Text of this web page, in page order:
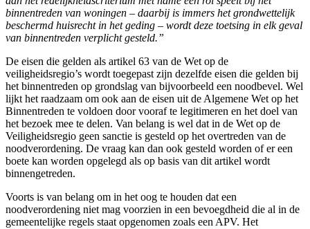
binnentreden van woningen – daarbij is immers het grondwettelijk
beschermd huisrecht in het geding – wordt deze toetsing in elk geval
van binnentreden verplicht gesteld.”
De eisen die gelden als artikel 63 van de Wet op de
veiligheidsregio’s wordt toegepast zijn dezelfde eisen die gelden bij
het binnentreden op grondslag van bijvoorbeeld een noodbevel. Wel
lijkt het raadzaam om ook aan de eisen uit de Algemene Wet op het
Binnentreden te voldoen door vooraf te legitimeren en het doel van
het bezoek mee te delen. Van belang is wel dat in de Wet op de
Veiligheidsregio geen sanctie is gesteld op het overtreden van de
noodverordening. De vraag kan dan ook gesteld worden of er een
boete kan worden opgelegd als op basis van dit artikel wordt
binnengetreden.
Voorts is van belang om in het oog te houden dat een
noodverordening niet mag voorzien in een bevoegdheid die al in de
gemeentelijke regels staat opgenomen zoals een APV. Het